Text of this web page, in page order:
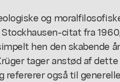
og
citat fra
hen den skabende
tager anstød af
refererer også til